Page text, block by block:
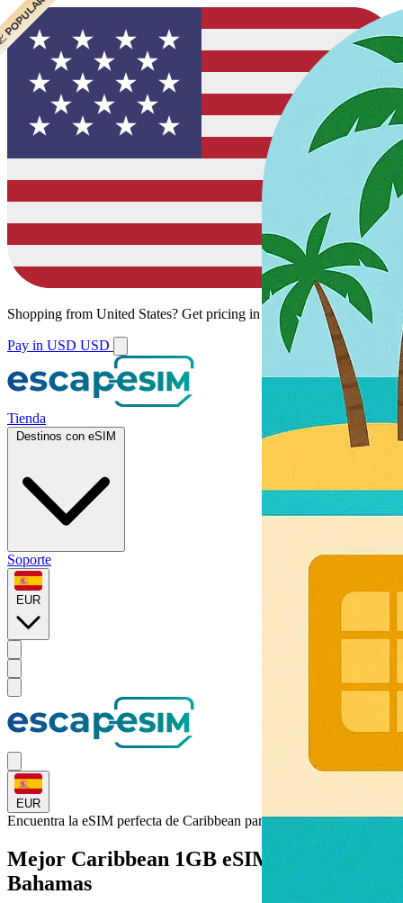
Shopping from United States? Get pricing in your local currency.
Pay in USD USD
Tienda
Destinos con eSIM
Soporte
EUR
EUR
Encuentra la eSIM perfecta de Caribbean parathe Bahamas
Mejor Caribbean 1GB eSIM para
Bahamas